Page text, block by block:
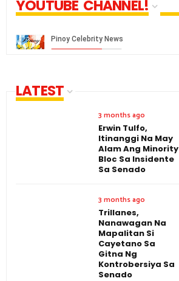
YOUTUBE CHANNEL!
LATEST
3 months ago
Erwin Tulfo,
Itinanggi Na May
Alam Ang Minority
Bloc Sa Insidente
Sa Senado
3 months ago
Trillanes,
Nanawagan Na
Mapalitan Si
Cayetano Sa
Gitna Ng
Kontrobersiya Sa
Senado